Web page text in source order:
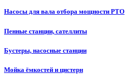
Насосы для вала отбора мощности PTO
Пенные станции, сателлиты
Бустеры, насосные станции
Мойка ёмкостей и цистерн